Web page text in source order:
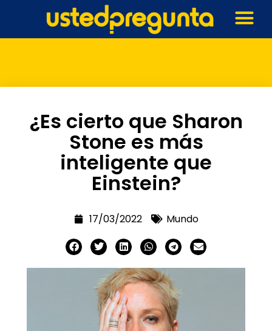
¿Es cierto que Sharon
Stone es más
inteligente que
Einstein?
17/03/2022 Mundo